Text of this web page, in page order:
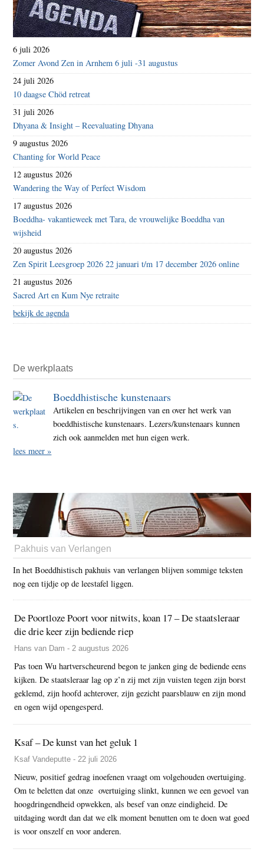
6 juli 2026
Zomer Avond Zen in Arnhem 6 juli -31 augustus
24 juli 2026
10 daagse Chöd retreat
31 juli 2026
Dhyana & Insight – Reevaluating Dhyana
9 augustus 2026
Chanting for World Peace
12 augustus 2026
Wandering the Way of Perfect Wisdom
17 augustus 2026
Boeddha- vakantieweek met Tara, de vrouwelijke Boeddha van
wijsheid
20 augustus 2026
Zen Spirit Leesgroep 2026 22 januari t/m 17 december 2026 online
21 augustus 2026
Sacred Art en Kum Nye retraite
bekijk de agenda
De werkplaats
Boeddhistische kunstenaars
Artikelen en beschrijvingen van en over het werk van
boeddhistische kunstenaars. Lezers/kunstenaars kunnen
zich ook aanmelden met hun eigen werk.
lees meer »
Pakhuis van Verlangen
In het Boeddhistisch pakhuis van verlangen blijven sommige teksten
nog een tijdje op de leestafel liggen.
De Poortloze Poort voor nitwits, koan 17 – De staatsleraar
die drie keer zijn bediende riep
Hans van Dam - 2 augustus 2026
Pas toen Wu hartverscheurend begon te janken ging de bediende eens
kijken. De staatsleraar lag op z’n zij met zijn vuisten tegen zijn borst
geklemd, zijn hoofd achterover, zijn gezicht paarsblauw en zijn mond
en ogen wijd opengesperd.
Ksaf – De kunst van het geluk 1
Ksaf Vandeputte - 22 juli 2026
Nieuw, positief gedrag inoefenen vraagt om volgehouden overtuiging.
Om te beletten dat onze overtuiging slinkt, kunnen we een gevoel van
hoogdringendheid opwekken, als besef van onze eindigheid. De
uitdaging wordt dan dat we elk moment benutten om te doen wat goed
is voor onszelf en voor anderen.